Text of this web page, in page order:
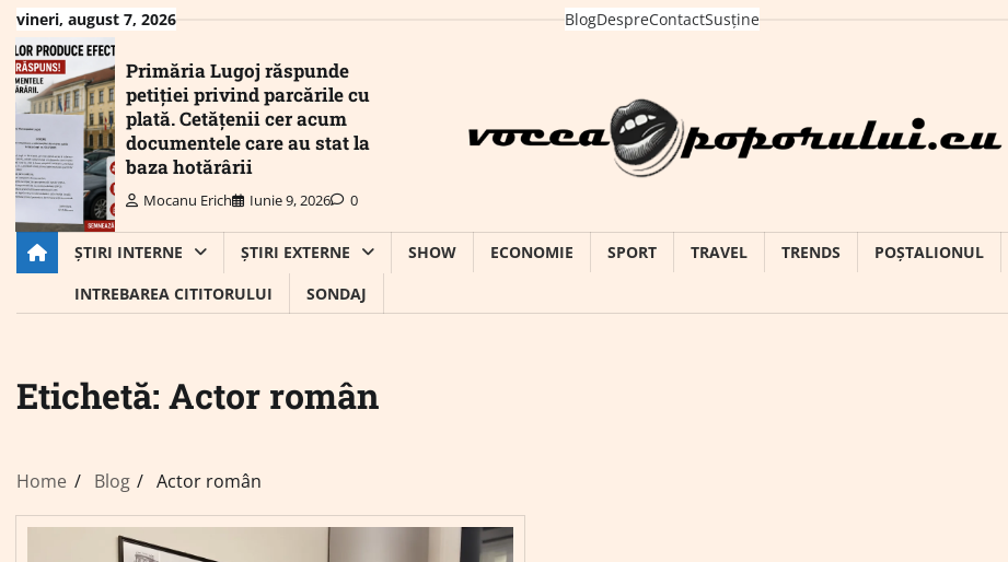
Skip
content
vineri, august 7, 2026 BlogDespreContactSusține
Primăria Lugoj răspunde
petiției privind parcările cu
plată. Cetățenii cer acum
documentele care au stat la
baza hotărârii
Mocanu Erich Iunie 9, 2026 0
ȘTIRI INTERNE ȘTIRI EXTERNE SHOW ECONOMIE SPORT TRAVEL TRENDS POȘTALIONUL
INTREBAREA CITITORULUI
SONDAJ
Etichetă: Actor român
Home Blog Actor român